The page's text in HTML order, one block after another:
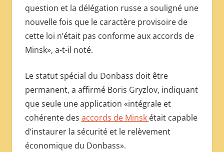
question et la délégation russe a souligné une
nouvelle fois que le caractère provisoire de
cette loi n’était pas conforme aux accords de
Minsk», a-t-il noté.
Le statut spécial du Donbass doit être
permanent, a affirmé Boris Gryzlov, indiquant
que seule une application «intégrale et
cohérente des accords de Minsk était capable
d’instaurer la sécurité et le relèvement
économique du Donbass».